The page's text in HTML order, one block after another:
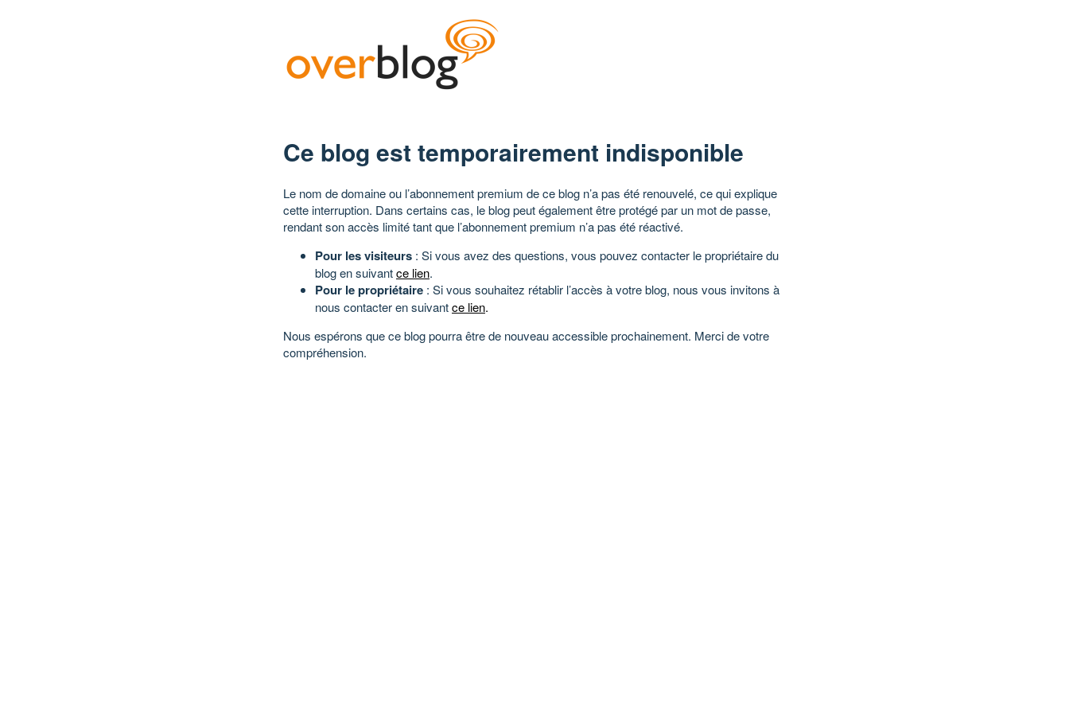
Ce blog est temporairement indisponible
Le nom de domaine ou l’abonnement premium de ce blog n’a pas été renouvelé, ce qui explique
cette interruption. Dans certains cas, le blog peut également être protégé par un mot de passe,
rendant son accès limité tant que l’abonnement premium n’a pas été réactivé.
Pour les visiteurs : Si vous avez des questions, vous pouvez contacter le propriétaire du
blog en suivantce lien.
Pour le propriétaire : Si vous souhaitez rétablir l’accès à votre blog, nous vous invitons à
nous contacter en suivantce lien.
Nous espérons que ce blog pourra être de nouveau accessible prochainement. Merci de votre
compréhension.